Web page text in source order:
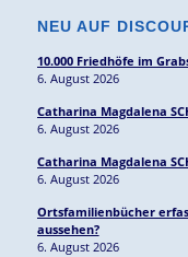
NEU AUF
10.000 Friedhöfe im
6. August 2026
Catharina Magdalena
6. August 2026
Catharina Magdalena
6. August 2026
Ortsfamilienbücher
aussehen?
6. August 2026